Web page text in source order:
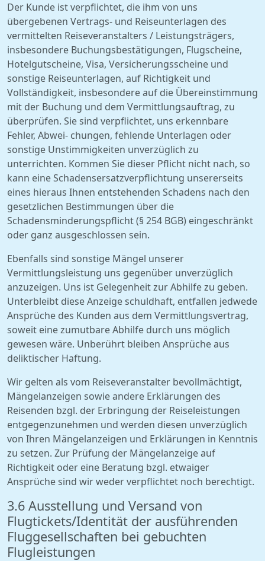
Der Kunde ist verpflichtet, die ihm von uns
übergebenen Vertrags- und Reiseunterlagen des
vermittelten Reiseveranstalters / Leistungsträgers,
insbesondere Buchungsbestätigungen, Flugscheine,
Hotelgutscheine, Visa, Versicherungsscheine und
sonstige Reiseunterlagen, auf Richtigkeit und
Vollständigkeit, insbesondere auf die Übereinstimmung
mit der Buchung und dem Vermittlungsauftrag, zu
überprüfen. Sie sind verpflichtet, uns erkennbare
Fehler, Abwei- chungen, fehlende Unterlagen oder
sonstige Unstimmigkeiten unverzüglich zu
unterrichten. Kommen Sie dieser Pflicht nicht nach, so
kann eine Schadensersatzverpflichtung unsererseits
eines hieraus Ihnen entstehenden Schadens nach den
gesetzlichen Bestimmungen über die
Schadensminderungspflicht (§ 254 BGB) eingeschränkt
oder ganz ausgeschlossen sein.
Ebenfalls sind sonstige Mängel unserer
Vermittlungsleistung uns gegenüber unverzüglich
anzuzeigen. Uns ist Gelegenheit zur Abhilfe zu geben.
Unterbleibt diese Anzeige schuldhaft, entfallen jedwede
Ansprüche des Kunden aus dem Vermittlungsvertrag,
soweit eine zumutbare Abhilfe durch uns möglich
gewesen wäre. Unberührt bleiben Ansprüche aus
deliktischer Haftung.
Wir gelten als vom Reiseveranstalter bevollmächtigt,
Mängelanzeigen sowie andere Erklärungen des
Reisenden bzgl. der Erbringung der Reiseleistungen
entgegenzunehmen und werden diesen unverzüglich
von Ihren Mängelanzeigen und Erklärungen in Kenntnis
zu setzen. Zur Prüfung der Mängelanzeige auf
Richtigkeit oder eine Beratung bzgl. etwaiger
Ansprüche sind wir weder verpflichtet noch berechtigt.
3.6 Ausstellung und Versand von
Flugtickets/Identität der ausführenden
Fluggesellschaften bei gebuchten
Flugleistungen